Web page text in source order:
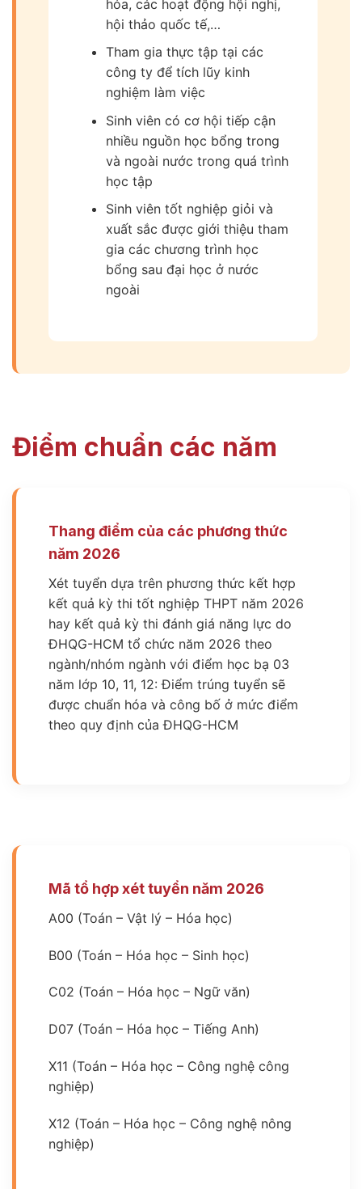
hóa, các hoạt động hội nghị,
hội thảo quốc tế,…
Tham gia thực tập tại các
công ty để tích lũy kinh
nghiệm làm việc
Sinh viên có cơ hội tiếp cận
nhiều nguồn học bổng trong
và ngoài nước trong quá trình
học tập
Sinh viên tốt nghiệp giỏi và
xuất sắc được giới thiệu tham
gia các chương trình học
bổng sau đại học ở nước
ngoài
Điểm chuẩn các năm
Thang điểm của các phương thức
năm 2026
Xét tuyển dựa trên phương thức kết hợp
kết quả kỳ thi tốt nghiệp THPT năm 2026
hay kết quả kỳ thi đánh giá năng lực do
ĐHQG-HCM tổ chức năm 2026 theo
ngành/nhóm ngành với điểm học bạ 03
năm lớp 10, 11, 12: Điểm trúng tuyển sẽ
được chuẩn hóa và công bố ở mức điểm
theo quy định của ĐHQG-HCM
Mã tổ hợp xét tuyển năm 2026
A00 (Toán – Vật lý – Hóa học)
B00 (Toán – Hóa học – Sinh học)
C02 (Toán – Hóa học – Ngữ văn)
D07 (Toán – Hóa học – Tiếng Anh)
X11 (Toán – Hóa học – Công nghệ công
nghiệp)
X12 (Toán – Hóa học – Công nghệ nông
nghiệp)